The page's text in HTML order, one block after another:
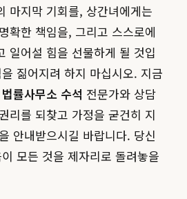
마지막 기회를, 상간녀에게는
확한 책임을, 그리고 스스로에
일어설 힘을 선물하게 될 것입
짊어지려 하지 마십시오. 지금
법률사무소 수석 전문가와 상담
리를 되찾고 가정을 굳건히 지
안내받으시길 바랍니다. 당신
모든 것을 제자리로 돌려놓을